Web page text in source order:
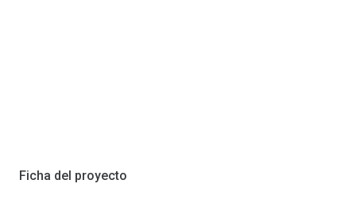
Ficha del proyecto